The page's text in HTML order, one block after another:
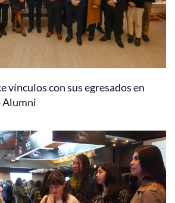
vínculos con sus egresados en
Alumni